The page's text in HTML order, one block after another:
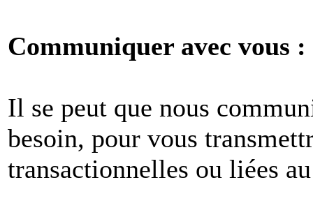
Communiquer avec vous :
Il se peut que nous
besoin, pour vous
transactionnelles ou liées